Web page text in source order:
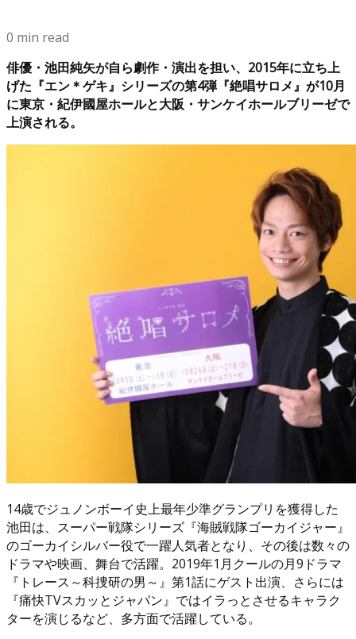
0 min read
俳優・池田純矢が自ら劇作・演出を担い、2015年に立ち上
げた『エン＊ゲキ』シリーズの第4弾『絶唱サロメ』が10月
に東京・紀伊國屋ホールと大阪・サンケイホールブリーゼで
上演される。
14歳でジュノンボーイ史上最年少準グランプリを獲得した
池田は、スーパー戦隊シリーズ『海賊戦隊ゴーカイジャー』
のゴーカイシルバー役で一躍人気者となり、その後は数々の
ドラマや映画、舞台で活躍。2019年1月クールの月9ドラマ
『トレース～科捜研の男～』第1話にゲスト出演、さらには
『痛快TVスカッとジャパン』ではイラっとさせるキャラク
ターを演じるなど、多方面で活躍している。